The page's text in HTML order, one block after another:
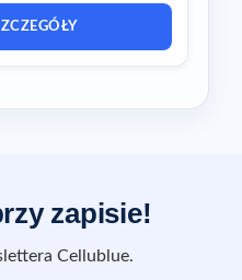
zapisie!
Cellublue.